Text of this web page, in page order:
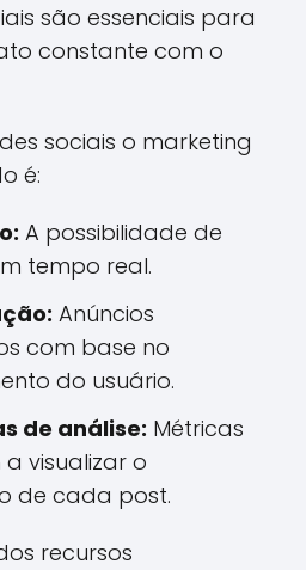
são essenciais para
constante com o
sociais o marketing
é:
A possibilidade de
tempo real.
Anúncios
com base no
do usuário.
de análise: Métricas
visualizar o
de cada post.
recursos